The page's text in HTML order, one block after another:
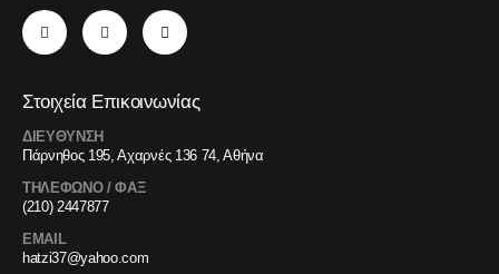
Στοιχεία Επικοινωνίας
ΔΙΕΥΘΥΝΣΗ
Πάρνηθος 195, Αχαρνές 136 74, Αθήνα
ΤΗΛΕΦΩΝΟ / ΦΑΞ
(210) 2447877
EMAIL
hatzi37@yahoo.com